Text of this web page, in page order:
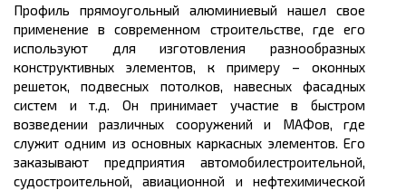
Профиль прямоугольный алюминиевый нашел свое
применение в современном строительстве, где его
используют для изготовления разнообразных
конструктивных элементов, к примеру – оконных
решеток, подвесных потолков, навесных фасадных
систем и т.д. Он принимает участие в быстром
возведении различных сооружений и МАФов, где
служит одним из основных каркасных элементов. Его
заказывают предприятия автомобилестроительной,
судостроительной, авиационной и нефтехимической